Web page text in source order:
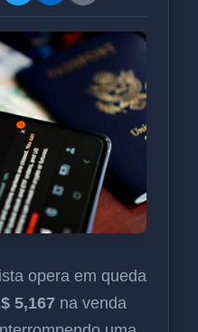
opera em queda
5,167 na venda